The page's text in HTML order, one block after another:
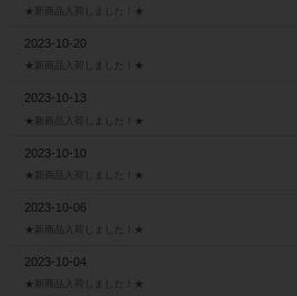
★新商品入荷しました！★
2023-10-20
★新商品入荷しました！★
2023-10-13
★新商品入荷しました！★
2023-10-10
★新商品入荷しました！★
2023-10-06
★新商品入荷しました！★
2023-10-04
★新商品入荷しました！★